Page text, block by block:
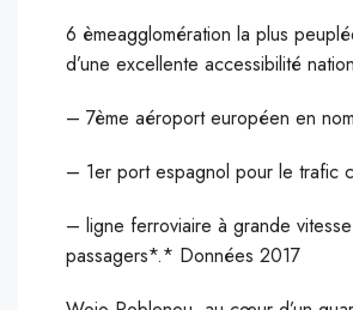
6 èmeagglomération la plus
d’une excellente accessibilité
– 7ème aéroport européen en
– 1er port espagnol pour le trafic
– ligne ferroviaire à grande
passagers*.* Données 2017